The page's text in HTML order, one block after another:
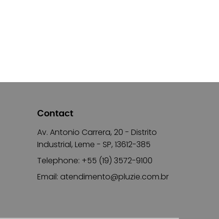
Contact
Av. Antonio Carrera, 20 - Distrito
Industrial, Leme - SP, 13612-385
Telephone: +55 (19) 3572-9100
Email: atendimento@pluzie.com.br